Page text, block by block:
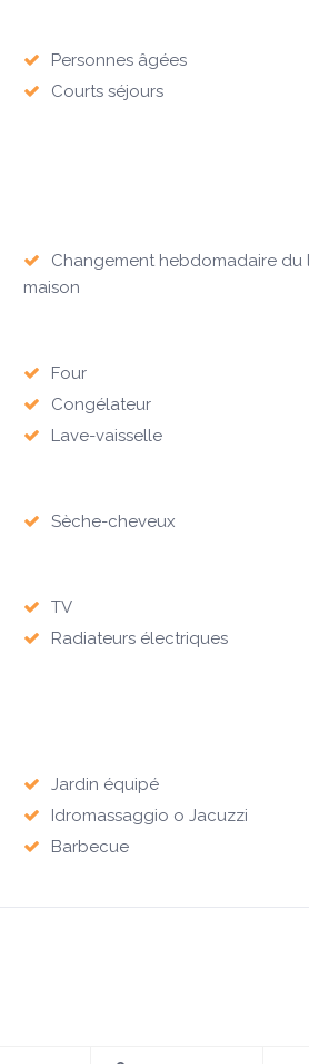
Personnes âgées
Courts séjours
Changement hebdomadaire du
maison
Four
Congélateur
Lave-vaisselle
Sèche-cheveux
TV
Radiateurs électriques
Jardin équipé
Idromassaggio o Jacuzzi
Barbecue